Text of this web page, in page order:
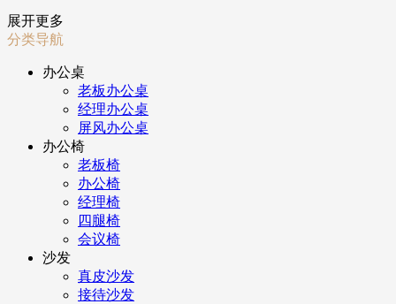
展开更多
分类导航
办公桌
老板办公桌
经理办公桌
屏风办公桌
办公椅
老板椅
办公椅
经理椅
四腿椅
会议椅
沙发
真皮沙发
接待沙发